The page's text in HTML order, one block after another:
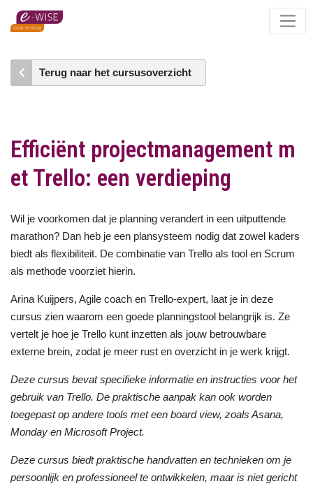
Skip
content
Terug naar het cursusoverzicht
Efficiënt projectmanagement m
et Trello: een verdieping
Wil je voorkomen dat je planning verandert in een uitputtende
marathon? Dan heb je een plansysteem nodig dat zowel kaders
biedt als flexibiliteit. De combinatie van Trello als tool en Scrum
als methode voorziet hierin.
Arina Kuijpers, Agile coach en Trello-expert, laat je in deze
cursus zien waarom een goede planningstool belangrijk is. Ze
vertelt je hoe je Trello kunt inzetten als jouw betrouwbare
externe brein, zodat je meer rust en overzicht in je werk krijgt.
Deze cursus bevat specifieke informatie en instructies voor het
gebruik van Trello. De praktische aanpak kan ook worden
toegepast op andere tools met een board view, zoals Asana,
Monday en Microsoft Project.
Deze cursus biedt praktische handvatten en technieken om je
persoonlijk en professioneel te ontwikkelen, maar is niet gericht